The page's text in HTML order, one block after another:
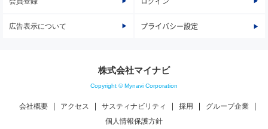
広告表示について プライバシー設定
株式会社マイナビ
Copyright © Mynavi Corporation
会社概要 アクセス サスティナビリティ 採用
グループ企業
個人情報保護方針